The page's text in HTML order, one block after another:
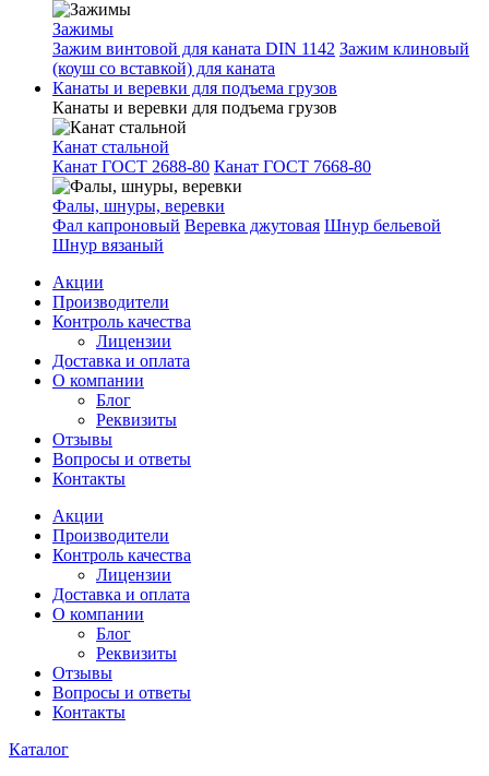
Зажимы
Зажим винтовой для каната DIN 1142 Зажим клиновый
(коуш со вставкой) для каната
Канаты и веревки для подъема грузов
Канаты и веревки для подъема грузов
Канат стальной
Канат ГОСТ 2688-80 Канат ГОСТ 7668-80
Фалы, шнуры, веревки
Фал капроновый Веревка джутовая Шнур бельевой
Шнур вязаный
Акции
Производители
Контроль качества
Лицензии
Доставка и оплата
О компании
Блог
Реквизиты
Отзывы
Вопросы и ответы
Контакты
Акции
Производители
Контроль качества
Лицензии
Доставка и оплата
О компании
Блог
Реквизиты
Отзывы
Вопросы и ответы
Контакты
Каталог